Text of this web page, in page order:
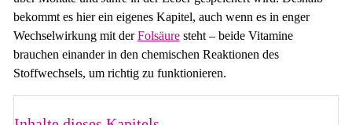
bekommt es hier ein eigenes Kapitel, auch wenn es in enger
Wechselwirkung mit derFolsäuresteht – beide Vitamine
brauchen einander in den chemischen Reaktionen des
Stoffwechsels, um richtig zu funktionieren.